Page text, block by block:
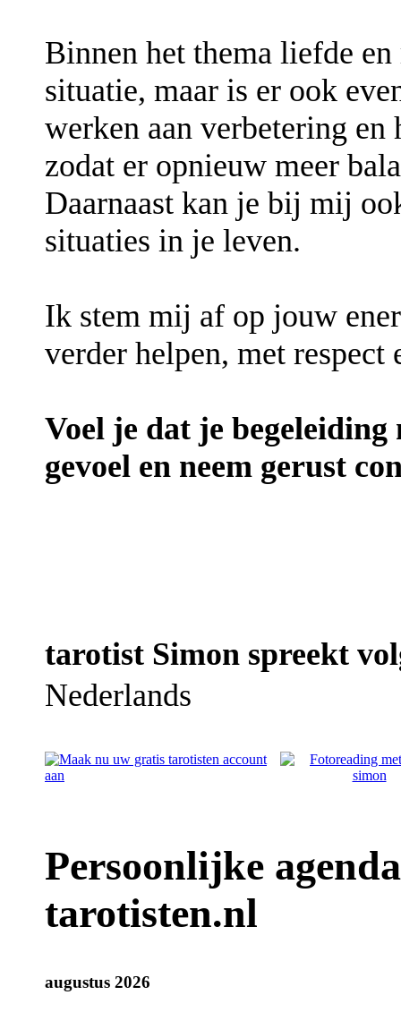
Binnen het thema liefde
situatie, maar is er ook
werken aan verbetering
zodat er opnieuw meer
Daarnaast kan je bij mij
situaties in je leven.
Ik stem mij af op jouw
verder helpen, met respect
Voel je dat je
gevoel en neem gerust
tarotist Simon spreekt
Nederlands
Persoonlijke
tarotisten.nl
augustus 2026